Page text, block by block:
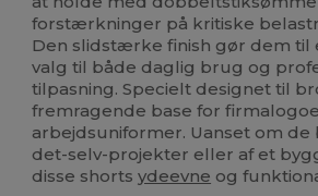
forstærkninger på kritiske
Den slidstærke finish gør dem til
valg til både daglig brug og
tilpasning. Specielt designet til
fremragende base for
arbejdsuniformer. Uanset om
det-selv-projekter eller af et
disse shortsydeevne og